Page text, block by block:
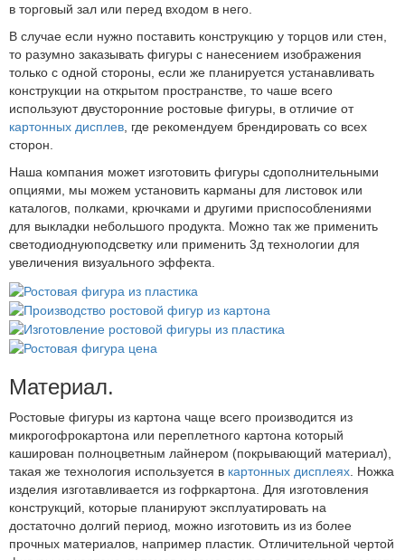
в торговый зал или перед входом в него.
В случае если нужно поставить конструкцию у торцов или стен,
то разумно заказывать фигуры с нанесением изображения
только с одной стороны, если же планируется устанавливать
конструкции на открытом пространстве, то чаше всего
используют двусторонние ростовые фигуры, в отличие от
картонных дисплев, где рекомендуем брендировать со всех
сторон.
Наша компания может изготовить фигуры сдополнительными
опциями, мы можем установить карманы для листовок или
каталогов, полками, крючками и другими приспособлениями
для выкладки небольшого продукта. Можно так же применить
светодиоднуюподсветку или применить 3д технологии для
увеличения визуального эффекта.
Материал.
Ростовые фигуры из картона чаще всего производится из
микрогофрокартона или переплетного картона который
каширован полноцветным лайнером (покрывающий материал),
такая же технология используется в картонных дисплеях. Ножка
изделия изготавливается из гофркартона. Для изготовления
конструкций, которые планируют эксплуатировать на
достаточно долгий период, можно изготовить из из более
прочных материалов, например пластик. Отличительной чертой